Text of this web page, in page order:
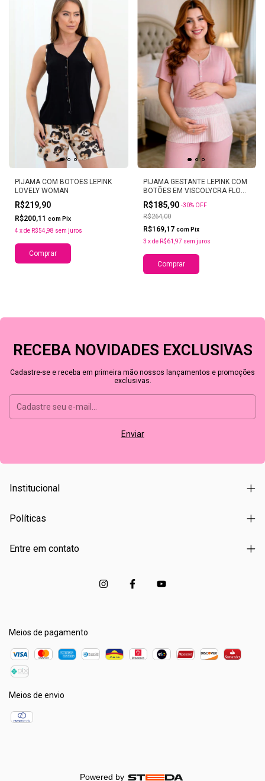
PIJAMA COM BOTOES LEPINK
LOVELY WOMAN
R$219,90
R$200,11 com Pix
4 xde R$54,98 sem juros
Comprar
PIJAMA GESTANTE LEPINK COM
BOTÕES EM VISCOLYCRA FLOR
DE PLUMA
R$185,90 -30% OFF
R$264,00
R$169,17 com Pix
3 xde R$61,97 sem juros
Comprar
RECEBA NOVIDADES EXCLUSIVAS
Cadastre-se e receba em primeira mão nossos lançamentos e promoções
exclusivas.
Institucional
Políticas
Entre em contato
Meios de pagamento
Meios de envio
Powered by